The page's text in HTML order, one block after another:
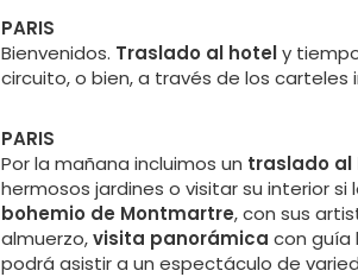
PARIS
Bienvenidos. Traslado al hotely
circuito, o bien, a través de los
PARIS
Por la mañana incluimos un traslado al
hermosos jardines o visitar su interior
bohemio de Montmartre, con sus
almuerzo,visita panorámica con guía
podrá asistir a un espectáculo de